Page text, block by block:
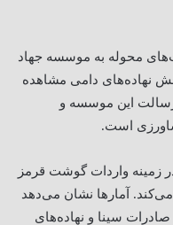
محوله به موسسه جهاد
نهاده‌های دامی مشاهده
این موسسه و
است.
زمینه واردات گوشت قرمز
آمارها نشان می‌دهد
صادرات سینا و نهاده‌های